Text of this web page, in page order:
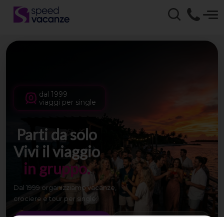
dal 1999
viaggi per single
Parti da solo
Vivi il viaggio
in gruppo.
Dal 1999 organizziamo vacanze,
crociere e tour per single.